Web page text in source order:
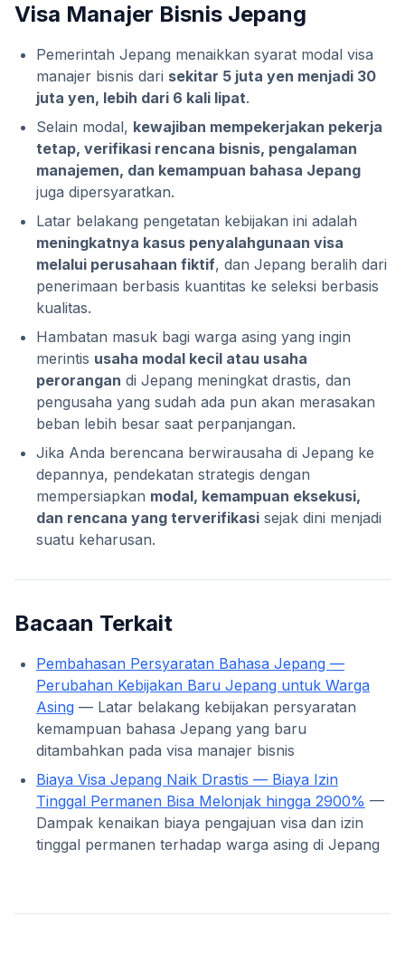
Visa Manajer Bisnis Jepang
Pemerintah Jepang menaikkan syarat modal visa
manajer bisnis dari sekitar 5 juta yen menjadi 30
juta yen, lebih dari 6 kali lipat.
Selain modal, kewajiban mempekerjakan pekerja
tetap, verifikasi rencana bisnis, pengalaman
manajemen, dan kemampuan bahasa Jepang
juga dipersyaratkan.
Latar belakang pengetatan kebijakan ini adalah
meningkatnya kasus penyalahgunaan visa
melalui perusahaan fiktif, dan Jepang beralih dari
penerimaan berbasis kuantitas ke seleksi berbasis
kualitas.
Hambatan masuk bagi warga asing yang ingin
merintis usaha modal kecil atau usaha
perorangan di Jepang meningkat drastis, dan
pengusaha yang sudah ada pun akan merasakan
beban lebih besar saat perpanjangan.
Jika Anda berencana berwirausaha di Jepang ke
depannya, pendekatan strategis dengan
mempersiapkan modal, kemampuan eksekusi,
dan rencana yang terverifikasi sejak dini menjadi
suatu keharusan.
Bacaan Terkait
Pembahasan Persyaratan Bahasa Jepang —
Perubahan Kebijakan Baru Jepang untuk Warga
Asing — Latar belakang kebijakan persyaratan
kemampuan bahasa Jepang yang baru
ditambahkan pada visa manajer bisnis
Biaya Visa Jepang Naik Drastis — Biaya Izin
Tinggal Permanen Bisa Melonjak hingga 2900% —
Dampak kenaikan biaya pengajuan visa dan izin
tinggal permanen terhadap warga asing di Jepang